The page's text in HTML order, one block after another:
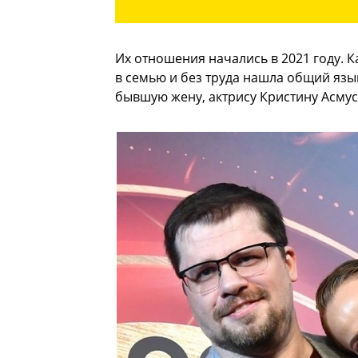
Их отношения начались в 2021 году.
в семью и без труда нашла общий
бывшую жену, актрису Кристину